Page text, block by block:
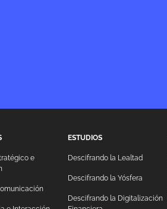
e
ESTUDIOS
Descifrando la Lealtad
Descifrando la Yósfera
Descifrando la Digitalización